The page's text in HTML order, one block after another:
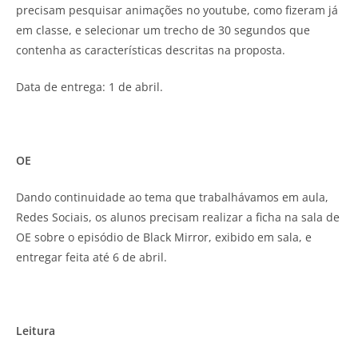
precisam pesquisar animações no youtube, como fizeram já
em classe, e selecionar um trecho de 30 segundos que
contenha as características descritas na proposta.
Data de entrega: 1 de abril.
OE
Dando continuidade ao tema que trabalhávamos em aula,
Redes Sociais, os alunos precisam realizar a ficha na sala de
OE sobre o episódio de Black Mirror, exibido em sala, e
entregar feita até 6 de abril.
Leitura